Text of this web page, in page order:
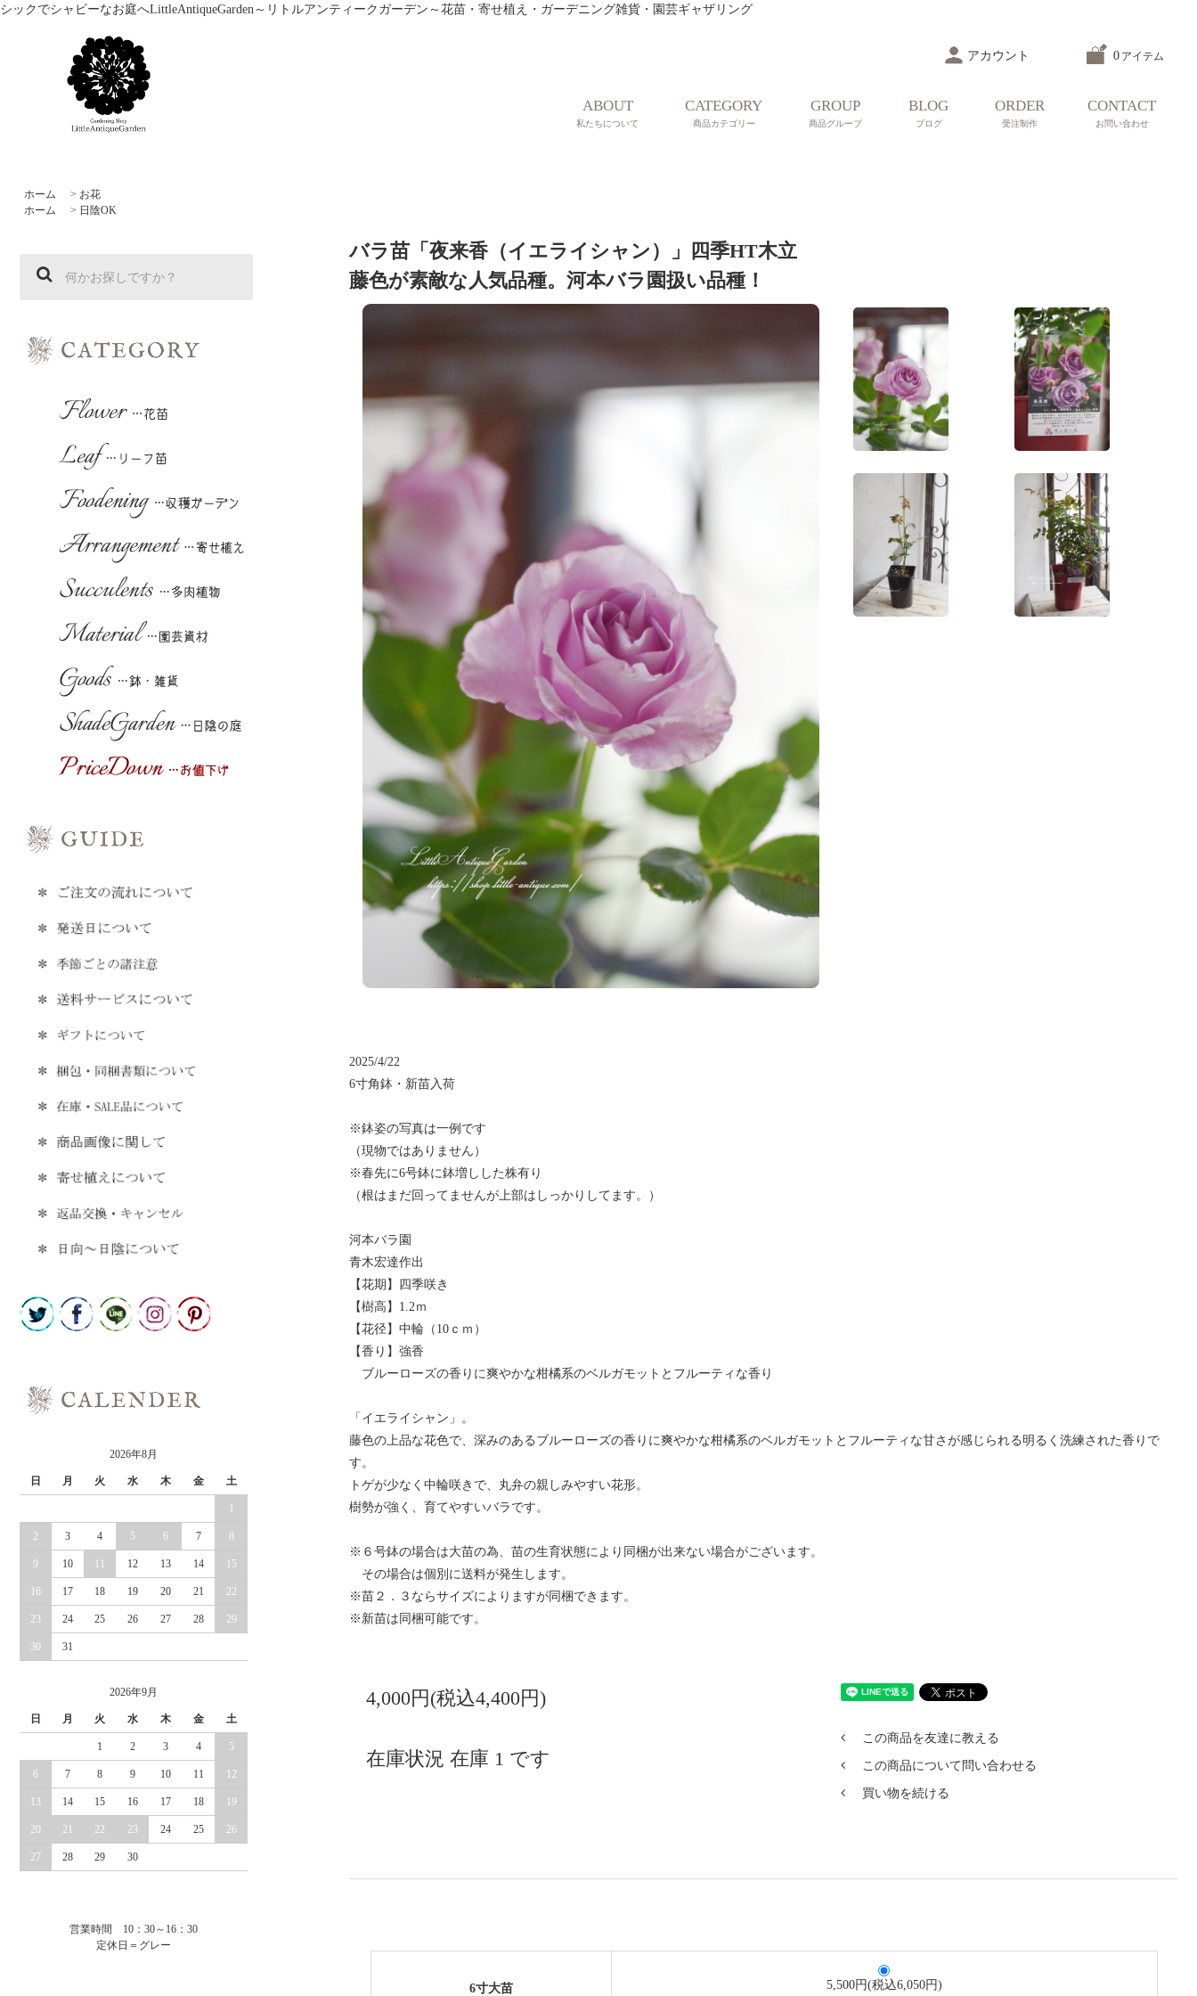
シックでシャビーなお庭へLittleAntiqueGarden～リトルアンティークガーデン～花苗・寄せ植え・ガーデニング雑貨・園芸ギャザリング
アカウント 0 アイテム
ABOUT
私たちについて
CATEGORY
商品カテゴリー
GROUP
商品グループ
BLOG
ブログ
ORDER
受注制作
CONTACT
お問い合わせ
ホーム > お花
ホーム
> 日陰OK
2026年8月
日 月 火 水 木 金 土
1
2 3 4 5 6 7 8
9 10 11 12 13 14 15
16 17 18 19 20 21 22
23 24 25 26 27 28 29
30 31
2026年9月
日 月 火 水 木 金 土
1 2 3 4 5
6 7 8 9 10 11 12
13 14 15 16 17 18 19
20 21 22 23 24 25 26
27 28 29 30
営業時間 10：30～16：30
定休日＝グレー
バラ苗「夜来香（イエライシャン）」四季HT木立
藤色が素敵な人気品種。河本バラ園扱い品種！
2025/4/22
6寸角鉢・新苗入荷
※鉢姿の写真は一例です
（現物ではありません）
※春先に6号鉢に鉢増しした株有り
（根はまだ回ってませんが上部はしっかりしてます。）
河本バラ園
青木宏達作出
【花期】四季咲き
【樹高】1.2ｍ
【花径】中輪（10ｃｍ）
【香り】強香
ブルーローズの香りに爽やかな柑橘系のベルガモットとフルーティな香り
「イエライシャン」。
藤色の上品な花色で、深みのあるブルーローズの香りに爽やかな柑橘系のベルガモットとフルーティな甘さが感じられる明るく洗練された香りで
す。
トゲが少なく中輪咲きで、丸弁の親しみやすい花形。
樹勢が強く、育てやすいバラです。
※６号鉢の場合は大苗の為、苗の生育状態により同梱が出来ない場合がございます。
その場合は個別に送料が発生します。
※苗２．３ならサイズによりますが同梱できます。
※新苗は同梱可能です。
4,000円(税込4,400円)
在庫状況 在庫 1 です
この商品を友達に教える
この商品について問い合わせる
買い物を続ける
6寸大苗 5,500円(税込6,050円)